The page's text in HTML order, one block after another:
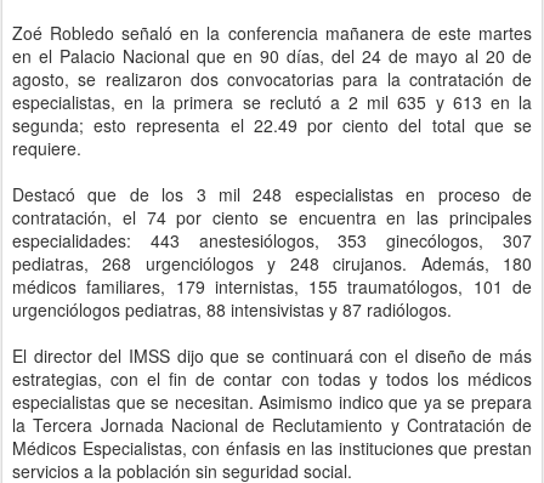
Zoé Robledo señaló en la conferencia mañanera de este martes
en el Palacio Nacional que en 90 días, del 24 de mayo al 20 de
agosto, se realizaron dos convocatorias para la contratación de
especialistas, en la primera se reclutó a 2 mil 635 y 613 en la
segunda; esto representa el 22.49 por ciento del total que se
requiere.
Destacó que de los 3 mil 248 especialistas en proceso de
contratación, el 74 por ciento se encuentra en las principales
especialidades: 443 anestesiólogos, 353 ginecólogos, 307
pediatras, 268 urgenciólogos y 248 cirujanos. Además, 180
médicos familiares, 179 internistas, 155 traumatólogos, 101 de
urgenciólogos pediatras, 88 intensivistas y 87 radiólogos.
El director del IMSS dijo que se continuará con el diseño de más
estrategias, con el fin de contar con todas y todos los médicos
especialistas que se necesitan. Asimismo indico que ya se prepara
la Tercera Jornada Nacional de Reclutamiento y Contratación de
Médicos Especialistas, con énfasis en las instituciones que prestan
servicios a la población sin seguridad social.